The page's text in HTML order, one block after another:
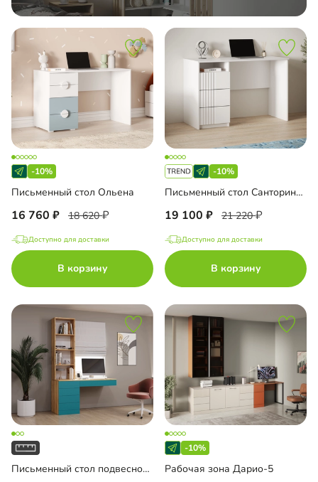
-10%
Письменный стол Ольена
16 760 18 620
Доступно для доставки
В корзину
-10%
Письменный стол Санторини Лайф
19 100 21 220
Доступно для доставки
В корзину
Письменный стол подвесной Мобаро-3
-10%
Рабочая зона Дарио-5